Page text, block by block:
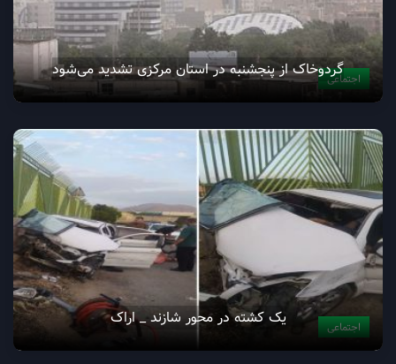
اجتماعیگردوخاک از پنجشنبه در استان مرکزی تشدید می‌شود
اجتماعی یک کشته در محور شازند _ اراک